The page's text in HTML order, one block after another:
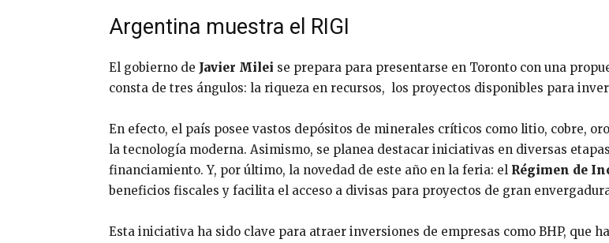
Argentina muestra el RIGI
El gobierno de Javier Milei se prepara para presentarse en Toronto con una
consta de tres ángulos: la riqueza en recursos, los proyectos disponibles para
En efecto, el país posee vastos depósitos de minerales críticos como litio, cobre,
la tecnología moderna. Asimismo, se planea destacar iniciativas en diversas
financiamiento. Y, por último, la novedad de este año en la feria: el Régimen de
beneficios fiscales y facilita el acceso a divisas para proyectos de gran
Esta iniciativa ha sido clave para atraer inversiones de empresas como BHP, que